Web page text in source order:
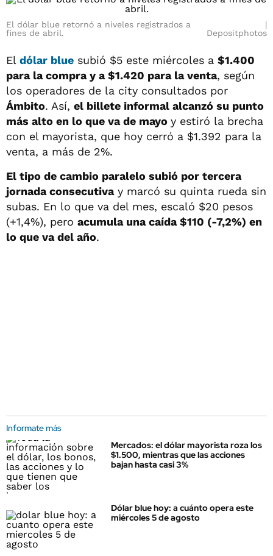
El dólar blue retornó a niveles registrados a
fines de abril.
Depositphotos
El dólar blue subió $5 este miércoles a $1.400
para la compra y a$1.420 para la venta, según
los operadores de la city consultados por
Ámbito. Así, el billete informal alcanzó su punto
más alto en lo que va de mayo y estiró la brecha
con el mayorista, que hoy cerró a $1.392 para la
venta, a más de 2%.
El tipo de cambio paralelo subió por tercera
jornada consecutivay marcó su quinta rueda sin
subas. En lo que va del mes, escaló $20 pesos
(+1,4%), pero acumula una caída $110 (-7,2%) en
lo que va del año.
Informate más
Mercados: el dólar mayorista roza los
$1.500, mientras que las acciones
bajan hasta casi 3%
Dólar blue hoy: a cuánto opera este
miércoles 5 de agosto